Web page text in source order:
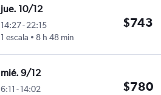
jue. 10/12
14:27-22:15
1 escala
8 h 48 min
$743
mié. 9/12
6:11 -14:02
$780